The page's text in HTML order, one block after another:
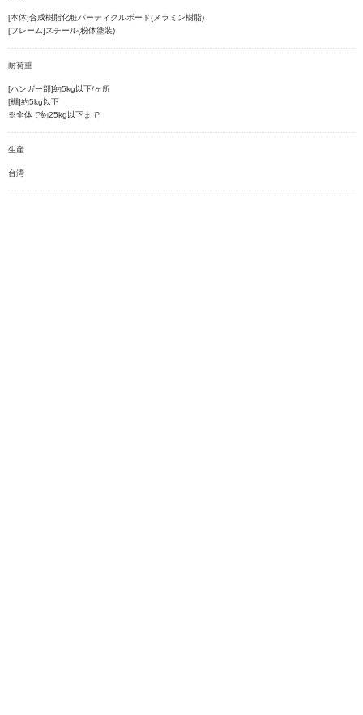
[本体]合成樹脂化粧パーティクルボード(メラミン樹脂)
[フレーム]スチール(粉体塗装)
耐荷重
[ハンガー部]約5kg以下/ヶ所
[棚]約5kg以下
※全体で約25kg以下まで
生産
台湾